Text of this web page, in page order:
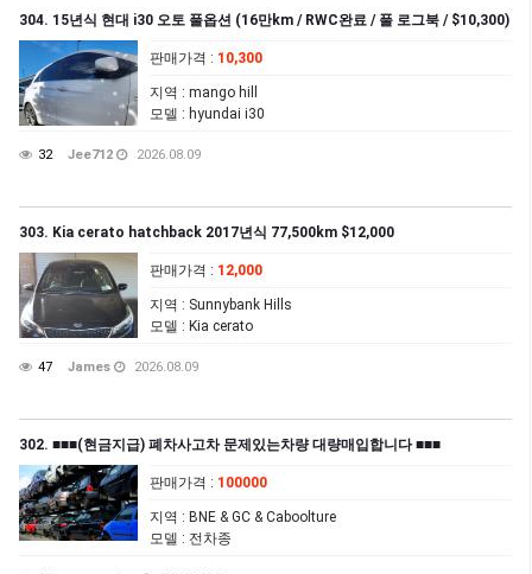
304. 15년식 현대 i30 오토 풀옵션 (16만km / RWC완료 / 풀 로그북 / $10,300)
판매가격 : 10,300
지역 : mango hill
모델 : hyundai i30
32 Jee712 2026.08.09
303. Kia cerato hatchback 2017년식 77,500km $12,000
판매가격 : 12,000
지역 : Sunnybank Hills
모델 : Kia cerato
47 James 2026.08.09
302. ■■■(현금지급) 폐차사고차 문제있는차량 대량매입합니다 ■■■
판매가격 : 100000
지역 : BNE & GC & Caboolture
모델 : 전차종